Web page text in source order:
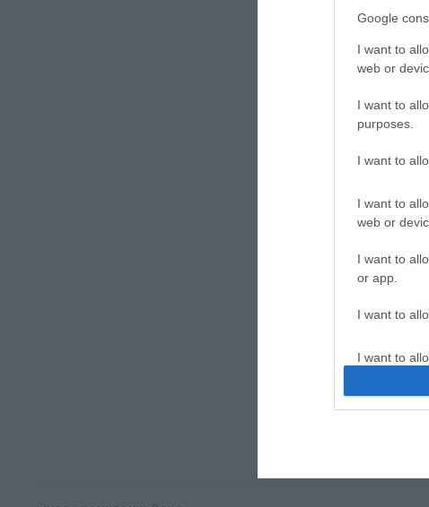
Google
I want to
web or
I want to
purposes.
I want to
I want to
web or
I want to
or app.
I want to
I want to